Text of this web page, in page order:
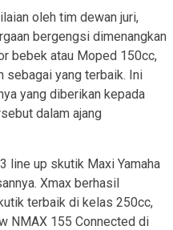
oleh tim dewan juri,
bergengsi dimenangkan
bebek atau Moped 150cc,
sebagai yang terbaik. Ini
yang diberikan kepada
dalam ajang
line up skutik Maxi Yamaha
Xmax berhasil
terbaik di kelas 250cc,
NMAX 155 Connected di